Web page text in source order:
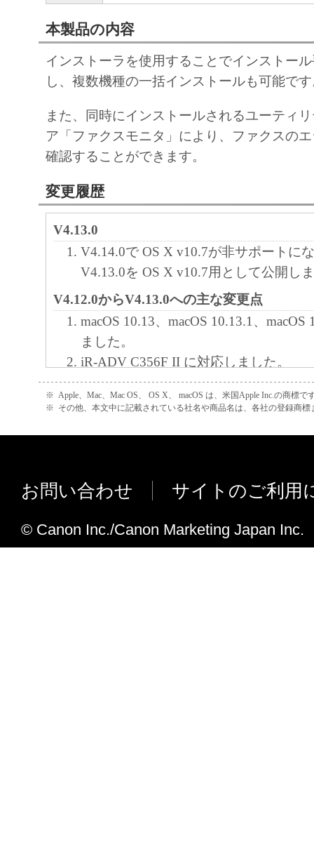
本製品の内容
インストーラを使用することでインストー
し、複数機種の一括インストールも可能で
また、同時にインストールされるユーティ
ア「ファクスモニタ」により、ファクスの
確認することができます。
変更履歴
V4.13.0
V4.14.0で OS X v10.7が非サポートに
V4.13.0を OS X v10.7用として公開し
V4.12.0からV4.13.0への主な変更点
macOS 10.13、macOS 10.13.1、
ました。
iR-ADV C356F II に対応しました。
ドライバーおよびユーティリティのヘ
ラウザー上で表示するように変更しま
MF634Cdw、MF735Cdw/ MF733Cdw
応しました。
※ Apple、Mac、Mac OS、 OS X、 macOS は、米国Apple Inc.の商標で
※ その他、本文中に記載されている社名や商品名は、各社の登録商標
お問い合わせ サイトのご利用
© Canon Inc./Canon Marketing Japan Inc.